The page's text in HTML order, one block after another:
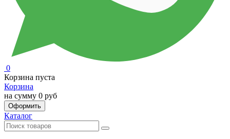
0
Корзина пуста
Корзина
на сумму 0 руб
Оформить
Каталог